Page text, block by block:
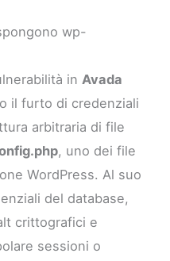
wp-
inAvada
il furto di credenziali
arbitraria di file
, uno dei file
WordPress. Al suo
del database,
crittografici e
sessioni o